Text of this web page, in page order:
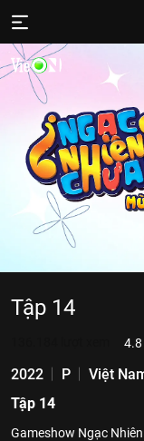
Tập 14
4.8
2022 P Việt
Tập 14
Gameshow Ngạc